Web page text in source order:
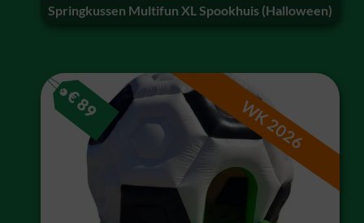
Springkussen Multifun XL Spookhuis (Halloween)
WK 2026
€
89